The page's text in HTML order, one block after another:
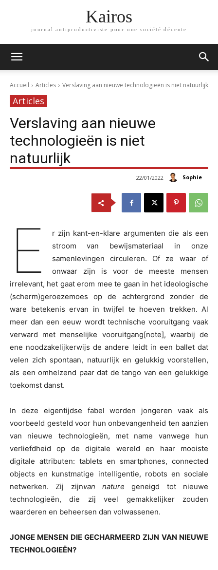
Kairos
journal antiproductiviste pour une société décente
Accueil Articles Verslaving aan nieuwe technologieën is niet natuurlijk
Articles
Verslaving aan nieuwe
technologieën is niet
natuurlijk
Sophie
22/01/2022
E
r zijn kant-en-klare argumenten die als een
stroom van bewijsmateriaal in onze
samenlevingen circuleren. Of ze waar of
onwaar zijn is voor de meeste mensen
irrelevant, het gaat erom mee te gaan in het ideologische
(scherm)geroezemoes op de achtergrond zonder de
ware betekenis ervan in twijfel te hoeven trekken. Al
meer dan een eeuw wordt technische vooruitgang vaak
verward met menselijke vooruitgang[note], waarbij de
ene noodzakelijkerwijs de andere leidt in een ballet dat
velen zich spontaan, natuurlijk en gelukkig voorstellen,
als een omhelzend paar dat de tango van een gelukkige
toekomst danst.
In deze eigentijdse fabel worden jongeren vaak als
voorbeeld gesteld voor hun onbevangenheid ten aanzien
van nieuwe technologieën, met name vanwege hun
verliefdheid op de digitale wereld en haar mooiste
digitale attributen: tablets en smartphones, connected
objects en kunstmatige intelligentie, robots en sociale
netwerken. Zij zijnvan naturegeneigd tot nieuwe
technologieën, die zij veel gemakkelijker zouden
waarderen en beheersen dan volwassenen.
JONGE MENSEN DIE GECHARMEERD ZIJN VAN NIEUWE
TECHNOLOGIEËN?